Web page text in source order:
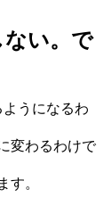
ない。で
うになるわ
変わるわけで
す。